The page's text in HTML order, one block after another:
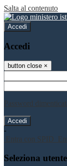
Salta al contenuto
Accedi
Accedi
button close ×
Password
-
Entra con SPID
Seleziona utente